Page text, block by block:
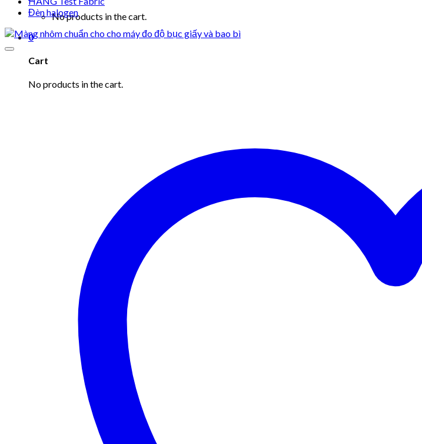
No products in the cart.
0
Cart
No products in the cart.
Đèn halogen